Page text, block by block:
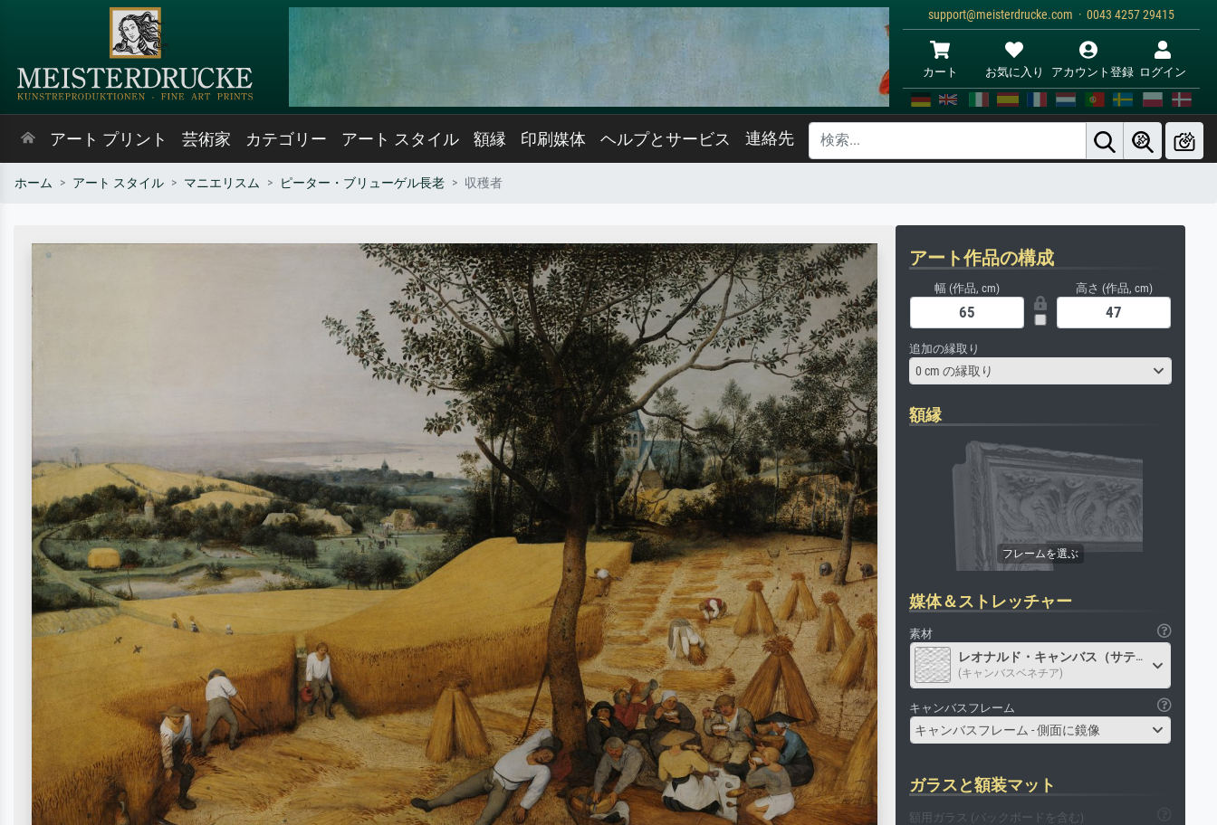
support@meisterdrucke.com · 0043 4257 29415
カート お気に入り アカウント登録 ログイン
アート プリント 芸術家 カテゴリー アート スタイル 額縁 印刷媒体 ヘルプとサービス 連絡先
ホーム アート スタイル マニエリスム ピーター・ブリューゲル長老 収穫者
アート作品の構成
幅 (作品, cm) 高さ (作品, cm)
追加の縁取り
0 cm の縁取り
額縁
媒体＆ストレッチャー
素材
レオナルド・キャンバス（サテン）
(キャンバスベネチア)
キャンバスフレーム
キャンバスフレーム - 側面に鏡像
ガラスと額装マット
額用ガラス (バックボードを含む)